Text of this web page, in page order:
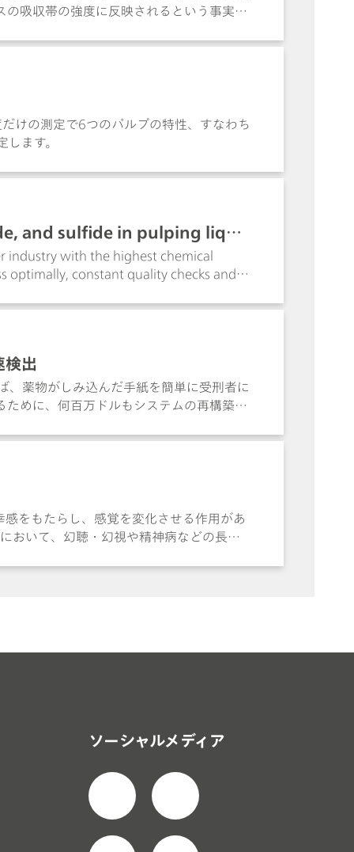
吸収帯の強度に反映されるという事実に
得られる分析法が利用可能となります。
けの測定で6つのパルプの特性、すなわち
ます。
and sulfide in pulping liquo
industry with the highest chemical
optimally, constant quality checks and
and the causticizing degree (CE%)
検出
、薬物がしみ込んだ手紙を簡単に受刑者に
めに、何百万ドルもシステムの再構築に
可能性があります。これは単純に郵便物
す可能性があり、フェンタニルの過剰摂
ラマン分光計を使用して手紙に浸み込ま
をもたらし、感覚を変化させる作用があ
おいて、幻聴・幻視や精神病などの長期
ソーシャルメディア